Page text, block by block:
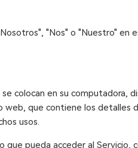
"Nos" o "Nuestro" en
colocan en su computadora,
que contiene los detalles
usos.
que pueda acceder al Servicio,